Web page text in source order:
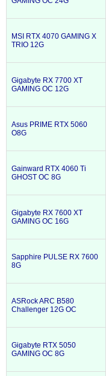
MSI RTX 4070 GAMING X
TRIO 12G
Gigabyte RX 7700 XT
GAMING OC 12G
Asus PRIME RTX 5060
O8G
Gainward RTX 4060 Ti
GHOST OC 8G
Gigabyte RX 7600 XT
GAMING OC 16G
Sapphire PULSE RX 7600
8G
ASRock ARC B580
Challenger 12G OC
Gigabyte RTX 5050
GAMING OC 8G